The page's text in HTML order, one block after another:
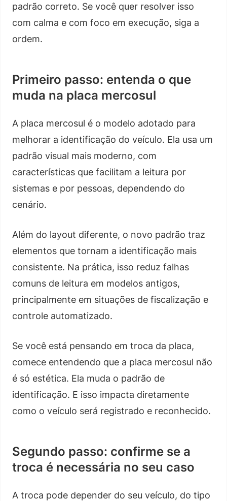
padrão correto. Se você quer resolver isso
com calma e com foco em execução, siga a
ordem.
Primeiro passo: entenda o que
muda na placa mercosul
A placa mercosul é o modelo adotado para
melhorar a identificação do veículo. Ela usa um
padrão visual mais moderno, com
características que facilitam a leitura por
sistemas e por pessoas, dependendo do
cenário.
Além do layout diferente, o novo padrão traz
elementos que tornam a identificação mais
consistente. Na prática, isso reduz falhas
comuns de leitura em modelos antigos,
principalmente em situações de fiscalização e
controle automatizado.
Se você está pensando em troca da placa,
comece entendendo que a placa mercosul não
é só estética. Ela muda o padrão de
identificação. E isso impacta diretamente
como o veículo será registrado e reconhecido.
Segundo passo: confirme se a
troca é necessária no seu caso
A troca pode depender do seu veículo, do tipo